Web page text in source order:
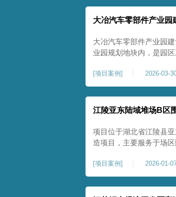
大冶汽车零部件产业园
大冶汽车零部件产业园
业园规划地块内，是园
散、土质均匀性较差、
生产厂房对地基平整度
[项目案例 ] 2026-03-
江陵亚东陆域堆场B区
项目位于湖北省江陵县
造项目，主要服务于场
㎡，施工范围为陆域堆
不均、固结程度差，地
[项目案例 ] 2026-01-